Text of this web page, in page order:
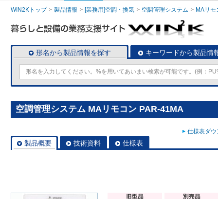
WIN2Kトップ 製品情報 [業務用]空調・換気 空調管理システム MAリモ
形名から製品情報を探す キーワードから製品情
空調管理システム MAリモコン PAR-41MA
仕様表ダ
製品概要 技術資料 仕様表